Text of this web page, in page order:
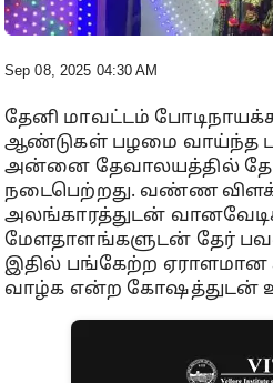
Sep 08, 2025 04:30 AM
தேனி மாவட்டம்
ஆண்டுகள் பழமை வாய்ந்த
அன்னை தேவாலயத்தில் தேர்
நடைபெற்றது. வண்ண
அலங்காரத்துடன்
மேளதாளங்களுடன் தேர்
இதில் பங்கேற்ற ஏராளமான
வாழ்க என்ற கோஷத்துடன்